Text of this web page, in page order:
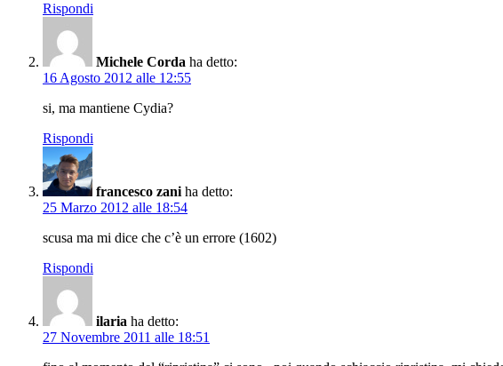
Rispondi
Michele Corda ha detto:
16 Agosto 2012 alle 12:55
si, ma mantiene Cydia?
Rispondi
francesco zani ha detto:
25 Marzo 2012 alle 18:54
scusa ma mi dice che c’è un errore (1602)
Rispondi
ilaria ha detto:
27 Novembre 2011 alle 18:51